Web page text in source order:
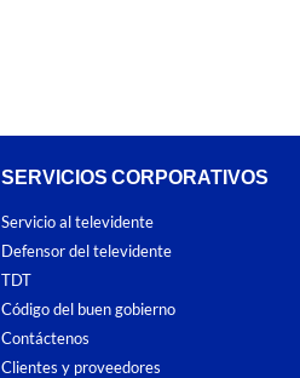
SERVICIOS CORPORATIVOS
Servicio al televidente
Defensor del televidente
TDT
Código del buen gobierno
Contáctenos
Clientes y proveedores